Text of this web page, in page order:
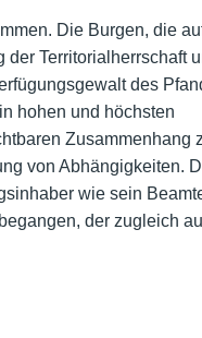
Die Burgen, die
Territorialherrschaft
des
hohen und höchsten
Zusammenhang
von Abhängigkeiten.
wie sein
der zugleich